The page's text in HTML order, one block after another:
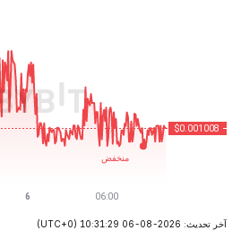
آخر تحديث: 2026-08-06 10:31:29 (UTC+0)